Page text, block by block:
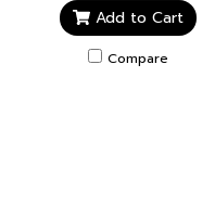
Add to Cart
Compare